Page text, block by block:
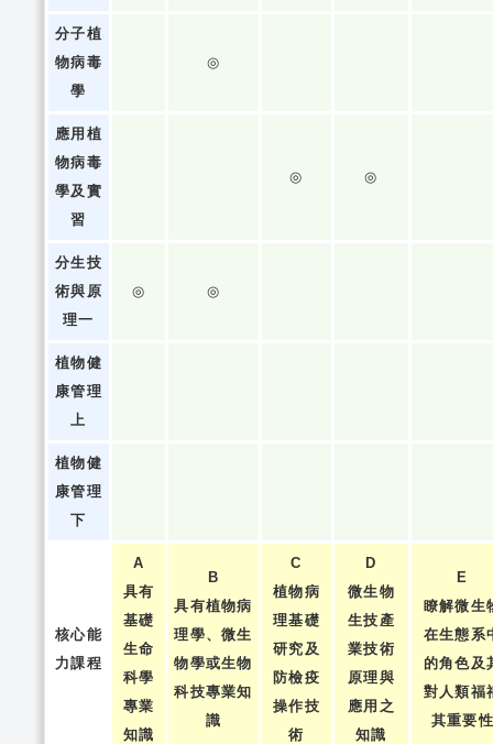
分子植
物病毒
學
◎
應用植
物病毒
學及實
習
◎ ◎
分生技
術與原
理一
◎ ◎
植物健
康管理
上
植物健
康管理
下
核心能
力課程
A
具有
基礎
生命
科學
專業
知識
B
具有植物病
理學、微生
物學或生物
科技專業知
識
C
植物病
理基礎
研究及
防檢疫
操作技
術
D
微生物
生技產
業技術
原理與
應用之
知識
E
瞭解微生
在生態系
的角色及
對人類福
其重要